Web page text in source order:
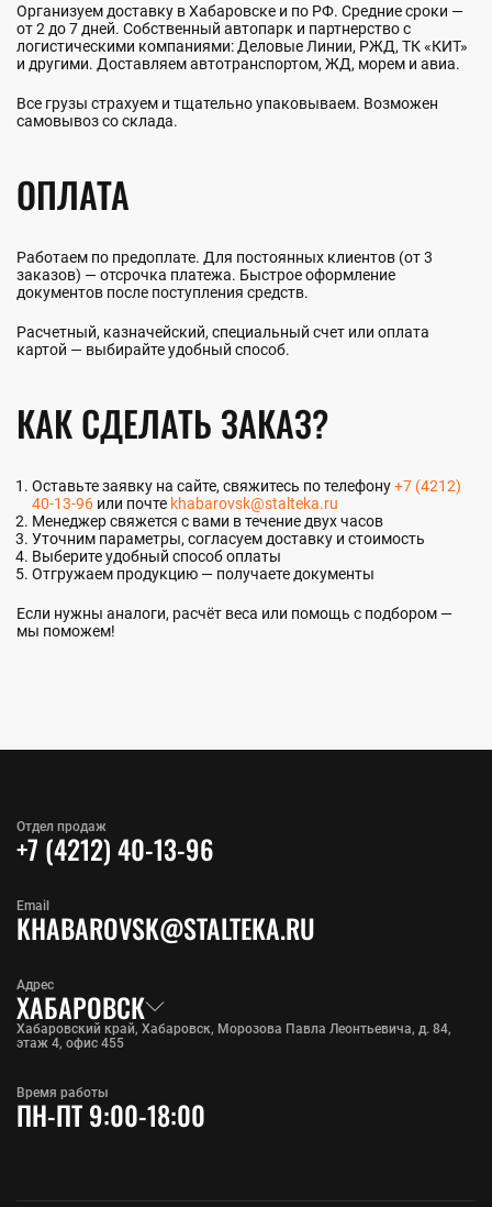
Организуем доставку в Хабаровске и по РФ. Средние сроки —
от 2 до 7 дней. Собственный автопарк и партнерство с
логистическими компаниями: Деловые Линии, РЖД, ТК «КИТ»
и другими. Доставляем автотранспортом, ЖД, морем и авиа.
Все грузы страхуем и тщательно упаковываем. Возможен
самовывоз со склада.
ОПЛАТА
Работаем по предоплате. Для постоянных клиентов (от 3
заказов) — отсрочка платежа. Быстрое оформление
документов после поступления средств.
Расчетный, казначейский, специальный счет или оплата
картой — выбирайте удобный способ.
КАК СДЕЛАТЬ ЗАКАЗ?
Оставьте заявку на сайте, свяжитесь по телефону+7 (4212)
40-13-96 или почте khabarovsk@stalteka.ru
Менеджер свяжется с вами в течение двух часов
Уточним параметры, согласуем доставку и стоимость
Выберите удобный способ оплаты
Отгружаем продукцию — получаете документы
Если нужны аналоги, расчёт веса или помощь с подбором —
мы поможем!
Отдел продаж
+7 (4212) 40-13-96
Адрес
ХАБАРОВСК
Хабаровский край, Хабаровск, Морозова Павла Леонтьевича, д. 84,
этаж 4, офис 455
Email
KHABAROVSK@STALTEKA.RU
Время работы
ПН-ПТ 9:00-18:00